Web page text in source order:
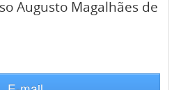
Augusto Magalhães de